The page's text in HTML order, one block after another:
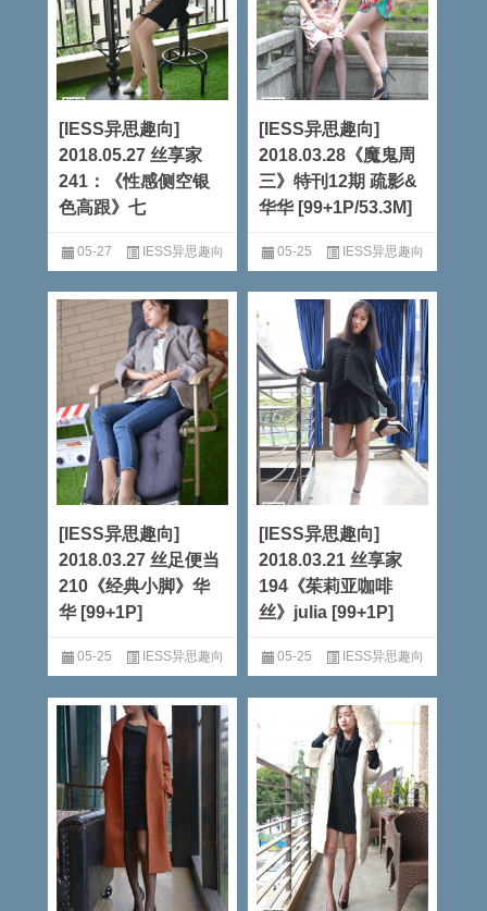
[IESS异思趣向]
2018.05.27 丝享家
241：《性感侧空银
色高跟》七
05-27 IESS异思趣向
阅读全文
[IESS异思趣向]
2018.03.28《魔鬼周
三》特刊12期 疏影&
华华 [99+1P/53.3M]
05-25 IESS异思趣向
阅读全文
[IESS异思趣向]
2018.03.27 丝足便当
210《经典小脚》华
华 [99+1P]
05-25 IESS异思趣向
阅读全文
[IESS异思趣向]
2018.03.21 丝享家
194《茱莉亚咖啡
丝》julia [99+1P]
05-25 IESS异思趣向
阅读全文